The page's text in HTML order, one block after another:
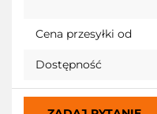
Cena przesyłki od
Dostępność